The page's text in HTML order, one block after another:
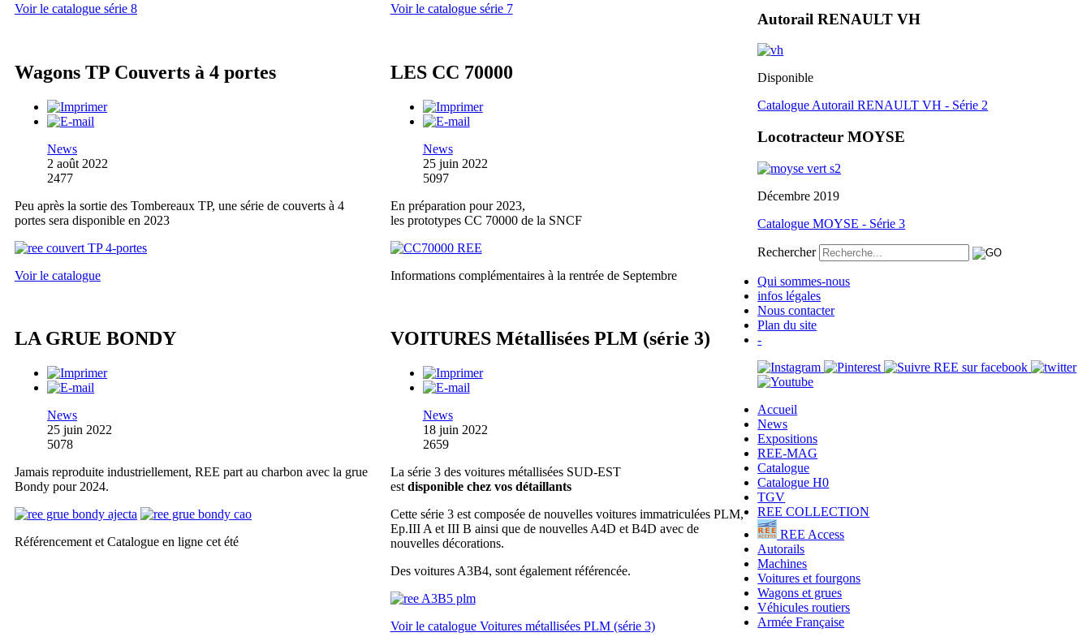
Voir le catalogue série 8 Voir le catalogue série 7
Wagons TP Couverts à 4 portes
News
2 août 2022
2477
Peu après la sortie des Tombereaux TP, une série de couverts à 4
portes sera disponible en 2023
Voir le catalogue
LES CC 70000
News
25 juin 2022
5097
En préparation pour 2023,
les prototypes CC 70000 de la SNCF
Informations complémentaires à la rentrée de Septembre
LA GRUE BONDY
News
25 juin 2022
5078
Jamais reproduite industriellement, REE part au charbon avec la grue
Bondy pour 2024.
Référencement et Catalogue en ligne cet été
VOITURES Métallisées PLM (série 3)
News
18 juin 2022
2659
La série 3 des voitures métallisées SUD-EST
est disponible chez vos détaillants
Cette série 3 est composée de nouvelles voitures immatriculées PLM,
Ep.III A et III B ainsi que de nouvelles A4D et B4D avec de
nouvelles décorations.
Des voitures A3B4, sont également référencée.
Voir le catalogue Voitures métallisées PLM (série 3)
Autorail RENAULT VH
Disponible
Catalogue Autorail RENAULT VH - Série 2
Locotracteur MOYSE
Décembre 2019
Catalogue MOYSE - Série 3
Rechercher
Qui sommes-nous
infos légales
Nous contacter
Plan du site
-
Accueil
News
Expositions
REE-MAG
Catalogue
Catalogue H0
TGV
REE COLLECTION
REE Access
Autorails
Machines
Voitures et fourgons
Wagons et grues
Véhicules routiers
Armée Française